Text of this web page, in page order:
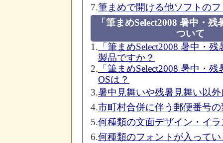
7.筆まめで開ける他ソフトの
「筆まめSelect2008 暑中・
ついて
1. 「筆まめSelect2008 暑中・
製品ですか？
2. 「筆まめSelect2008 暑中・
OSは？
3.暑中見舞いや残暑見舞い以
4.市町村合併に伴う郵便番号
5.何種類の文面デザイン・イ
6.何種類のフォントが入って